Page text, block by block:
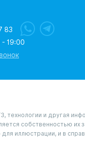
83
19:00
технологии и другая
собственностью
иллюстрации, и в